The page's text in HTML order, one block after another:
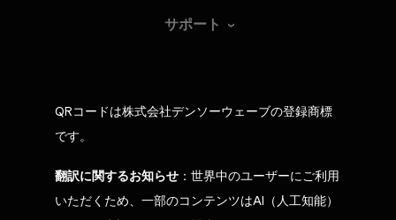
サポート
QRコードは株式会社デンソーウェーブの登録商標
です。
翻訳に関するお知らせ ：世界中のユーザーにご利用
いただくため、一部のコンテンツはAI（人工知能）